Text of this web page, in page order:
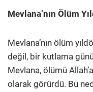
Mevlana’nın Ölüm
Mevlana’nın ölüm
değil, bir kutlama
Mevlana, ölümü
olarak görürdü. Bu